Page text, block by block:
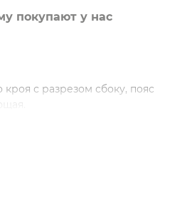
покупают у нас
с разрезом сбоку, пояс